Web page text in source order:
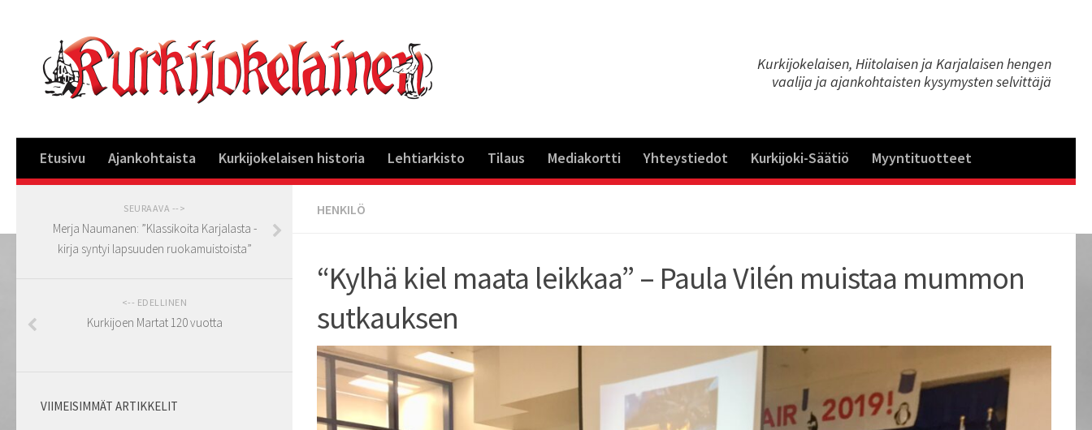
Kurkijokelaisen, Hiitolaisen ja Karjalaisen hengen
vaalija ja ajankohtaisten kysymysten selvittäjä
Etusivu Ajankohtaista Kurkijokelaisen historia Lehtiarkisto Tilaus Mediakortti Yhteystiedot Kurkijoki-Säätiö Myyntituotteet
HENKILÖ
“Kylhä kiel maata leikkaa” – Paula Vilén muistaa mummon
sutkauksen
SEURAAVA -->
Merja Naumanen: ”Klassikoita Karjalasta -
kirja syntyi lapsuuden ruokamuistoista”
<-- EDELLINEN
Kurkijoen Martat 120 vuotta
VIIMEISIMMÄT ARTIKKELIT